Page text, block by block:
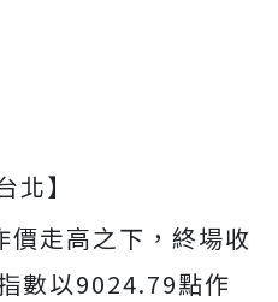
北】
走高之下，終場收
數以9024.79點作